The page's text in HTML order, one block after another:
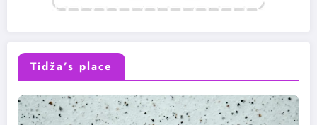
Tidža’s place